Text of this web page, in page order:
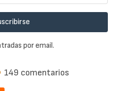
149 comentarios
por email.